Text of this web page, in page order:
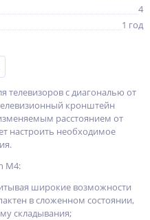
4
1 год
телевизоров с диагональю от
кронштейн
расстоянием от
настроить необходимое
M4:
широкие возможности
в сложенном состоянии,
складывания;